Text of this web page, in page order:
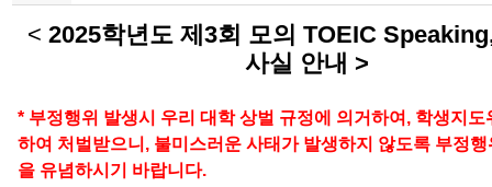
< 2025학년도 제3회 모의 TOEIC
사실 안내 >
* 부정행위 발생시 우리 대학 상벌 규정에 의거하여, 학생지도
하여 처벌받으니, 불미스러운 사태가 발생하지 않도록 부정
을 유념하시기 바랍니다.